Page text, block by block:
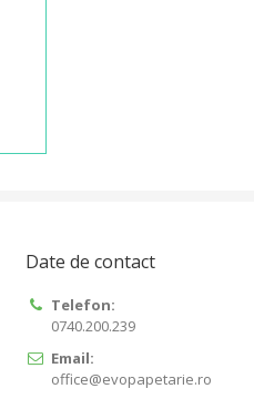
Date de contact
Telefon:
0740.200.239
Email:
office@evopapetarie.ro